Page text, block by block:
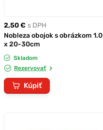
2,50 € s DPH
Nobleza obojok s obrázkom 1.0
x 20-30cm
Skladom
Rezervovať
Kúpiť